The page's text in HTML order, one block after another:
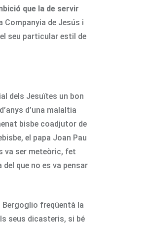
que la de servir
Companyia de Jesús i
seu particular estil de
dels Jesuïtes un bon
d’una malaltia
bisbe coadjutor de
el papa Joan Pau
va ser meteòric, fet
que no es va pensar
Bergoglio freqüentà la
seus dicasteris, si bé